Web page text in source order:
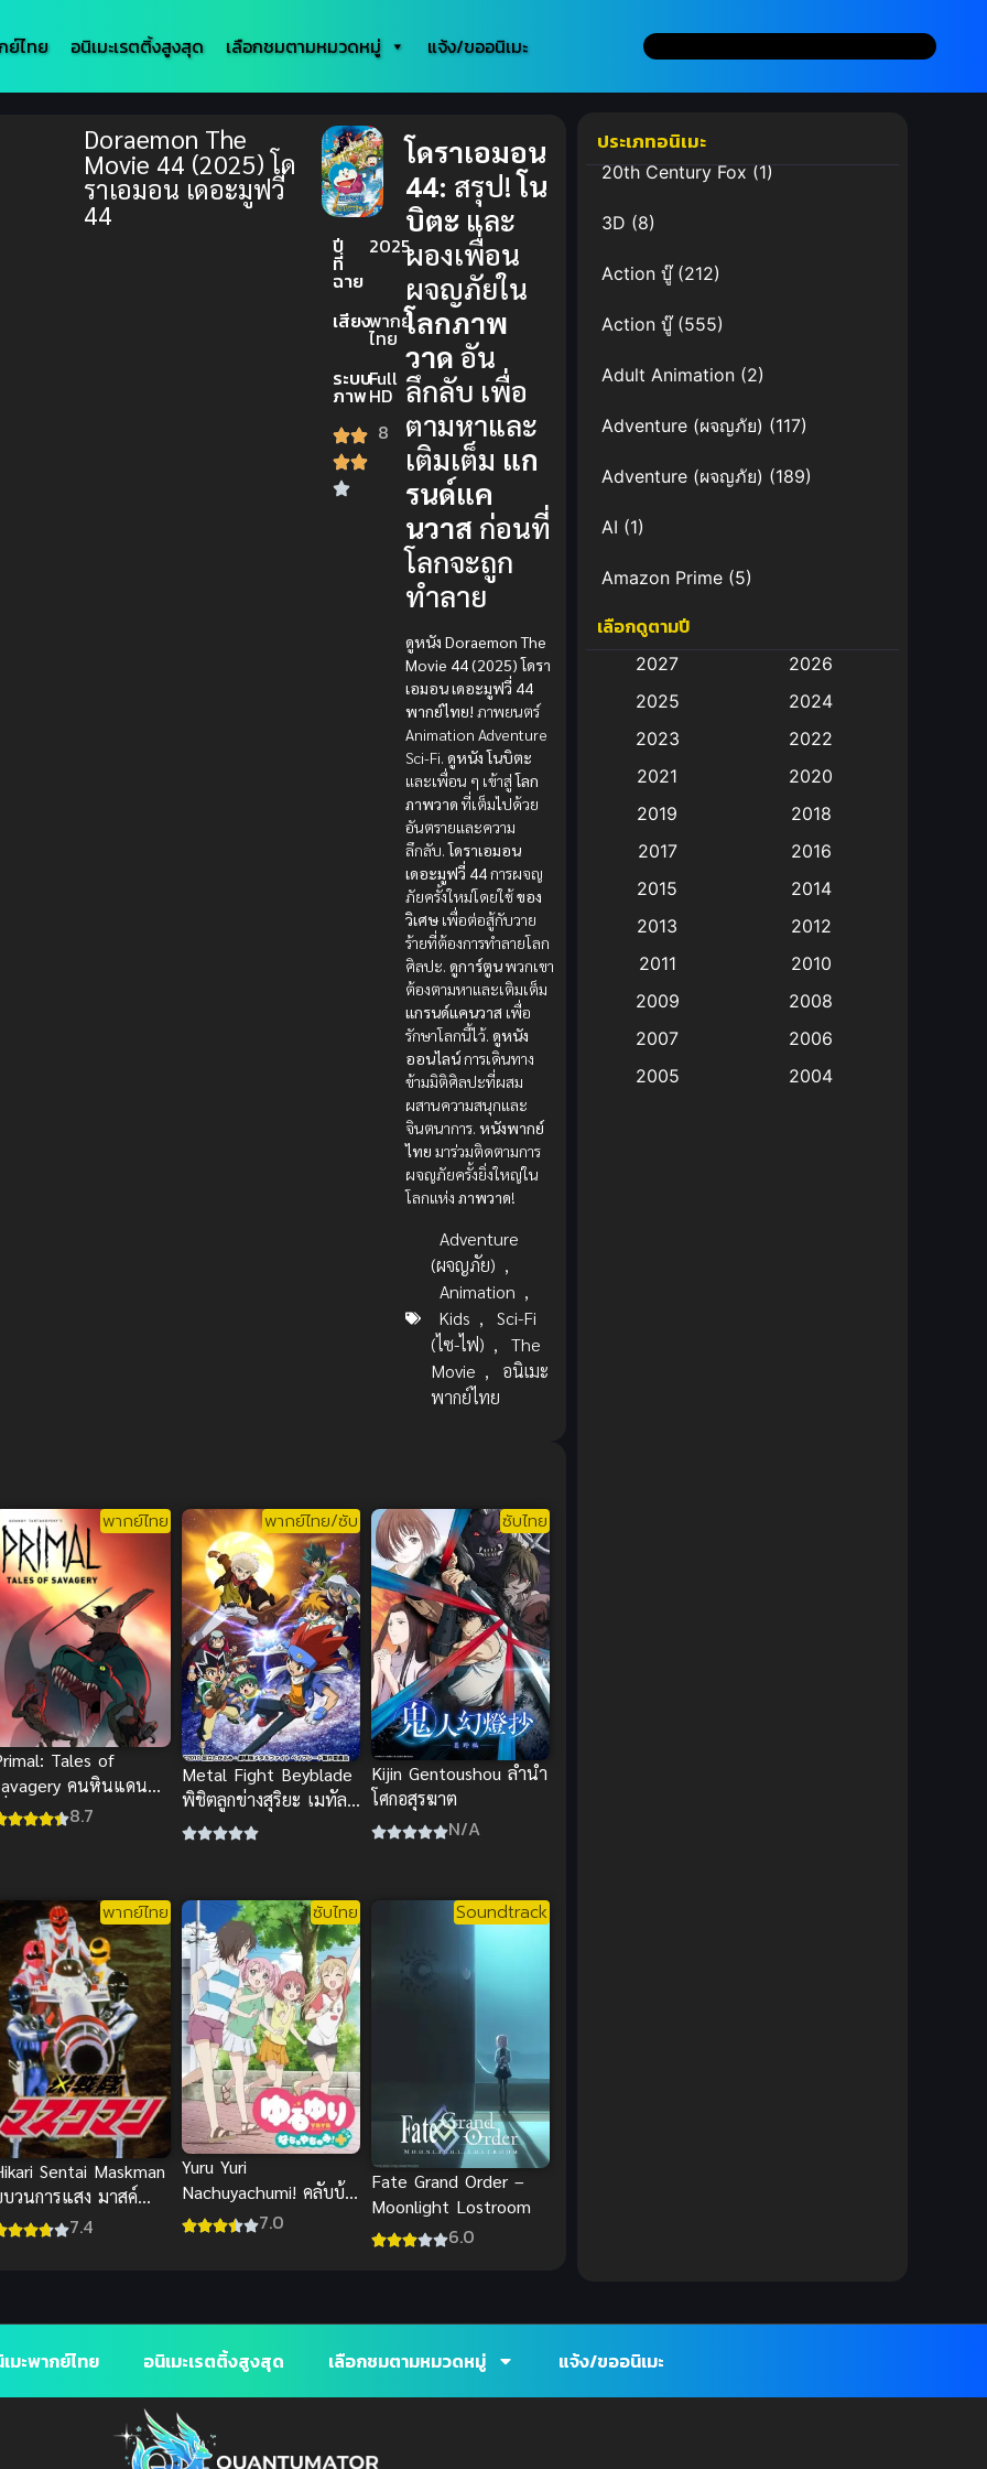
ย์ไทย อนิเมะเรตติ้งสูงสุด เลือกชมตามหมวดหมู่ แจ้ง/ขออนิเมะ
Doraemon The
Movie 44 (2025) โด
ราเอมอน เดอะมูฟวี่
44
ปี
ที่
ฉาย
2025
เสียงพากย์
ไทย
ระบบ
ภาพ
Full
HD
8
โดราเอมอน
44: สรุป!โน
บิตะ และ
ผองเพื่อน
ผจญภัยใน
โลกภาพ
วาด อัน
ลึกลับ เพื่อ
ตามหาและ
เติมเต็ม แก
รนด์แค
นวาส ก่อนที่
โลกจะถูก
ทำลาย
ดูหนัง Doraemon The
Movie 44 (2025) โดรา
เอมอน เดอะมูฟวี่ 44
พากย์ไทย! ภาพยนตร์
Animation Adventure
Sci-Fi.ดูหนัง โนบิตะ
และเพื่อน ๆ เข้าสู่โลก
ภาพวาด ที่เต็มไปด้วย
อันตรายและความ
ลึกลับ.โดราเอมอน
เดอะมูฟวี่ 44การผจญ
ภัยครั้งใหม่โดยใช้ของ
วิเศษเพื่อต่อสู้กับวาย
ร้ายที่ต้องการทำลายโลก
ศิลปะ.ดูการ์ตูนพวกเขา
ต้องตามหาและเติมเต็ม
แกรนด์แคนวาส เพื่อ
รักษาโลกนี้ไว้.ดูหนัง
ออนไลน์การเดินทาง
ข้ามมิติศิลปะที่ผสม
ผสานความสนุกและ
จินตนาการ.หนังพากย์
ไทย มาร่วมติดตามการ
ผจญภัยครั้งยิ่งใหญ่ใน
โลกแห่งภาพวาด!
Adventure
(ผจญภัย) ,
Animation ,
Kids ,
Sci-Fi
(ไซ-ไฟ) ,
The
Movie ,
อนิเมะ
พากย์ไทย
พากย์ไทย
Tales of
คนหินแดน
อนดูออนไลน์ฟรีสนุ
8.7
พากย์ไทย/ซับ
Metal Fight Beyblade
พิชิตลูกข่างสุริยะ เมทัล
ไฟท์เบย์เบลด พากย์ไทย
ซับไทย
Kijin Gentoushou ลำนำ
โศกอสุรฆาต
N/A
พากย์ไทย
Sentai Maskman
วนการแสง มาสค์
น พากย์ไทย สุดยอด
7.4
ซับไทย
Yuru Yuri
Nachuyachumi! คลับบ้า
ฮาต๊อง นาชูยาชูมิ!
7.0
Soundtrack
Fate Grand Order –
Moonlight Lostroom
6.0
ประเภทอนิเมะ
20th Century Fox(1)
3D (8)
Action บู๊(212)
Action บู๊(555)
Adult Animation (2)
Adventure (ผจญภัย) (117)
Adventure (ผจญภัย) (189)
AI (1)
Amazon Prime (5)
Anal (ประตูหลัง)
Animation การ์ตูน
Animation อนิเมะ
Animation แอนิเมชัน (19)
anime(9)
Big tits (นมใหญ่)
Bitch (ผู้หญิงร่าน)
Drama (ดราม่า)
Drama (ดราม่า)(147)
เลือกดูตามปี
2027
2026
2025
2024
2023
2022
2021
2020
2019
2018
2017
2016
2015
2014
2013
2012
2011
2010
2009
2008
2007
2006
2005
2004
มะพากย์ไทย อนิเมะเรตติ้งสูงสุด เลือกชมตามหมวดหมู่ แจ้ง/ขออนิเมะ